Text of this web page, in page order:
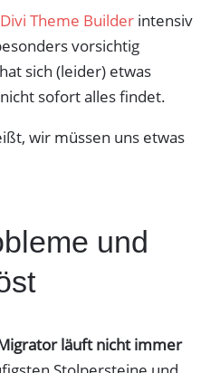
Divi Theme Builder intensiv
vorsichtig
sich (leider) etwas
sofort alles findet.
wir müssen uns etwas
und
läuft nicht immer